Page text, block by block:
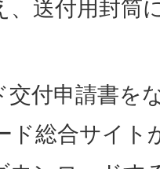
、送付用封筒
付申請書を
ド総合サイト